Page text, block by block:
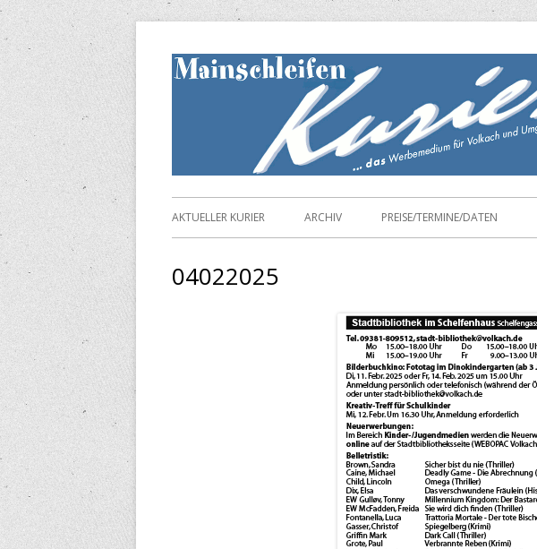
Springe
zum
Inhalt
Primäres
AKTUELLER KURIER ARCHIV PREISE/TERMINE/DATEN
04022025